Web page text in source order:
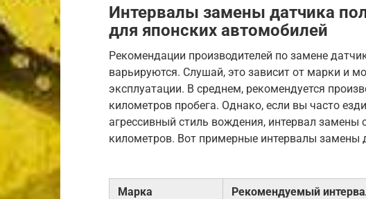
Интервалы замены датчика
для японских автомобилей
Рекомендации производителей по замене
варьируются. Слушай, это зависит от марки и
эксплуатации. В среднем, рекомендуется
километров пробега. Однако, если вы часто
агрессивный стиль вождения, интервал замены
километров. Вот примерные интервалы замены
Марка
Рекомендуемый